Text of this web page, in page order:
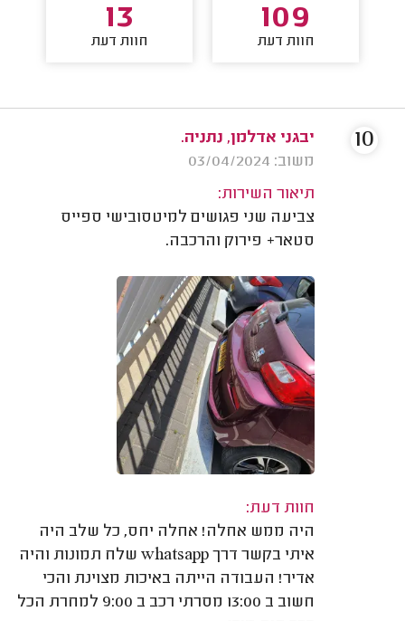
109
חוות דעת
13
חוות דעת
יבגני אדלמן, נתניה.
משוב: 03/04/2024
תיאור השירות:
צביעה שני פגושים למיטסובישי ספייס
סטאר+ פירוק והרכבה.
חוות דעת:
היה ממש אחלה! אחלה יחס, כל שלב היה
איתי בקשר דרך whatsapp שלח תמונות והיה
אדיר! העבודה הייתה באיכות מצוינת והכי
חשוב ב 13:00 מסרתי רכב ב 9:00 למחרת הכל
10